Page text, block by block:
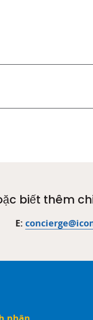
biết thêm
E: